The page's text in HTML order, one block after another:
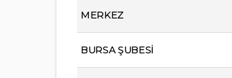
MERKEZ
BURSA ŞUBESİ